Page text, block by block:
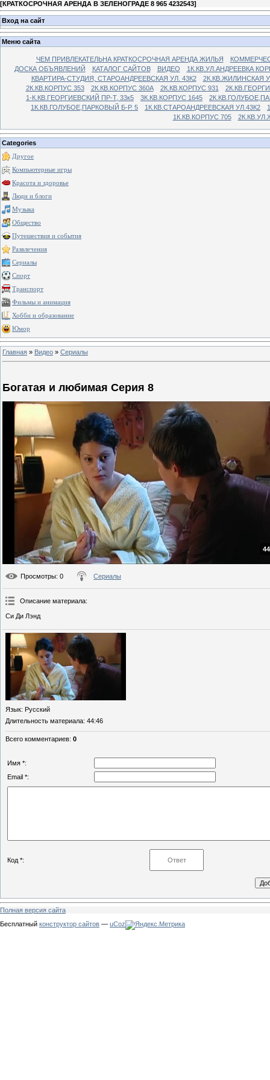
[КРАТКОСРОЧНАЯ АРЕНДА В ЗЕЛЕНОГРАДЕ 8 965 4232543]
Вход на сайт
Меню сайта
ЧЕМ ПРИВЛЕКАТЕЛЬНА КРАТКОСРОЧНАЯ АРЕНДА ЖИЛЬЯ
ДОСКА ОБЪЯВЛЕНИЙ
КАТАЛОГ САЙТОВ ВИДЕО
1К.КВ.УЛ.АНДРЕЕВКА
КВАРТИРА-СТУДИЯ, СТАРОАНДРЕЕВСКАЯ УЛ. 43К2
2К.КВ.ЖИЛИНСКАЯ
2К.КВ.КОРПУС 353
2К.КВ.КОРПУС 360А 2К.КВ.КОРПУС 931
1-К.КВ.ГЕОРГИЕВСКИЙ ПР-Т, 33к5
3К.КВ.КОРПУС 1645
1К.КВ.ГОЛУБОЕ,ПАРКОВЫЙ Б-Р. 5
1К.КВ.СТАРОАНДРЕЕВСКАЯ УЛ.43К2
1К.КВ.КОРПУС 705
Categories
Другое
Компьютерные игры
Красота и здоровье
Люди и блоги
Музыка
Общество
Путешествия и события
Развлечения
Сериалы
Спорт
Транспорт
Фильмы и анимация
Хобби и образование
Юмор
Главная » Видео » Сериалы
Богатая и любимая Серия 8
Просмотры: 0 Сериалы
Описание материала:
Си Ди Лэнд
Язык: Русский
Длительность материала: 44:46
Всего комментариев: 0
Имя *:
Email *:
Код *:
Полная версия сайта
Бесплатный конструктор сайтов — uCoz